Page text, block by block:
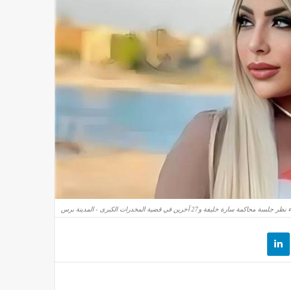
جلسة محاكمة سارة خليفة و27 آخرين في قضية المخدرات الكبرى - المدينة برس